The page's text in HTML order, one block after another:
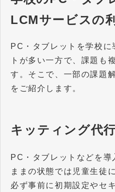
LCMサービスの
PC・タブレットを学校に
トが多い一方で、課題も
す。そこで、一部の課題
をご紹介します。
キッティング代
PC・タブレットなどを導
ままの状態では児童生徒
必ず事前に初期設定やセ